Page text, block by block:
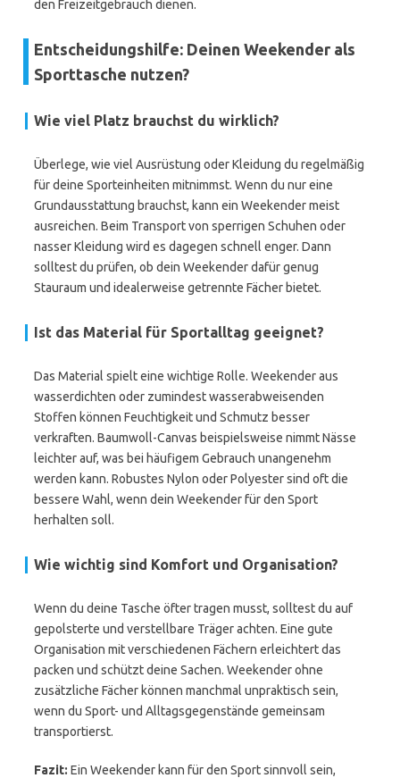
den Freizeitgebrauch dienen.
Entscheidungshilfe: Deinen Weekender als
Sporttasche nutzen?
Wie viel Platz brauchst du wirklich?
Überlege, wie viel Ausrüstung oder Kleidung du regelmäßig
für deine Sporteinheiten mitnimmst. Wenn du nur eine
Grundausstattung brauchst, kann ein Weekender meist
ausreichen. Beim Transport von sperrigen Schuhen oder
nasser Kleidung wird es dagegen schnell enger. Dann
solltest du prüfen, ob dein Weekender dafür genug
Stauraum und idealerweise getrennte Fächer bietet.
Ist das Material für Sportalltag geeignet?
Das Material spielt eine wichtige Rolle. Weekender aus
wasserdichten oder zumindest wasserabweisenden
Stoffen können Feuchtigkeit und Schmutz besser
verkraften. Baumwoll-Canvas beispielsweise nimmt Nässe
leichter auf, was bei häufigem Gebrauch unangenehm
werden kann. Robustes Nylon oder Polyester sind oft die
bessere Wahl, wenn dein Weekender für den Sport
herhalten soll.
Wie wichtig sind Komfort und Organisation?
Wenn du deine Tasche öfter tragen musst, solltest du auf
gepolsterte und verstellbare Träger achten. Eine gute
Organisation mit verschiedenen Fächern erleichtert das
packen und schützt deine Sachen. Weekender ohne
zusätzliche Fächer können manchmal unpraktisch sein,
wenn du Sport- und Alltagsgegenstände gemeinsam
transportierst.
Fazit: Ein Weekender kann für den Sport sinnvoll sein,